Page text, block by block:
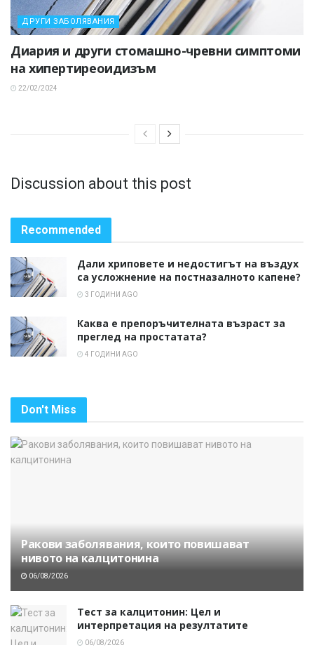
ДРУГИ ЗАБОЛЯВАНИЯ
Диария и други стомашно-чревни симптоми
на хипертиреоидизъм
22/02/2024
Discussion about this post
Recommended
Дали хриповете и недостигът на въздух
са усложнение на постназалното капене?
3 ГОДИНИ AGO
Каква е препоръчителната възраст за
преглед на простатата?
4 ГОДИНИ AGO
Don't Miss
Ракови заболявания, които повишават
нивото на калцитонина
06/08/2026
Тест за калцитонин: Цел и
интерпретация на резултатите
06/08/2026